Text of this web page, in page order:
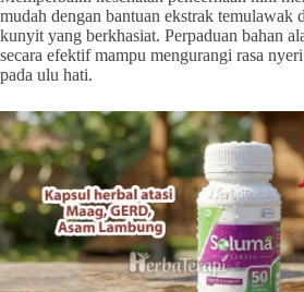
mudah dengan bantuan ekstrak temulawak
kunyit yang berkhasiat. Perpaduan bahan
secara efektif mampu mengurangi rasa nyeri
pada ulu hati.